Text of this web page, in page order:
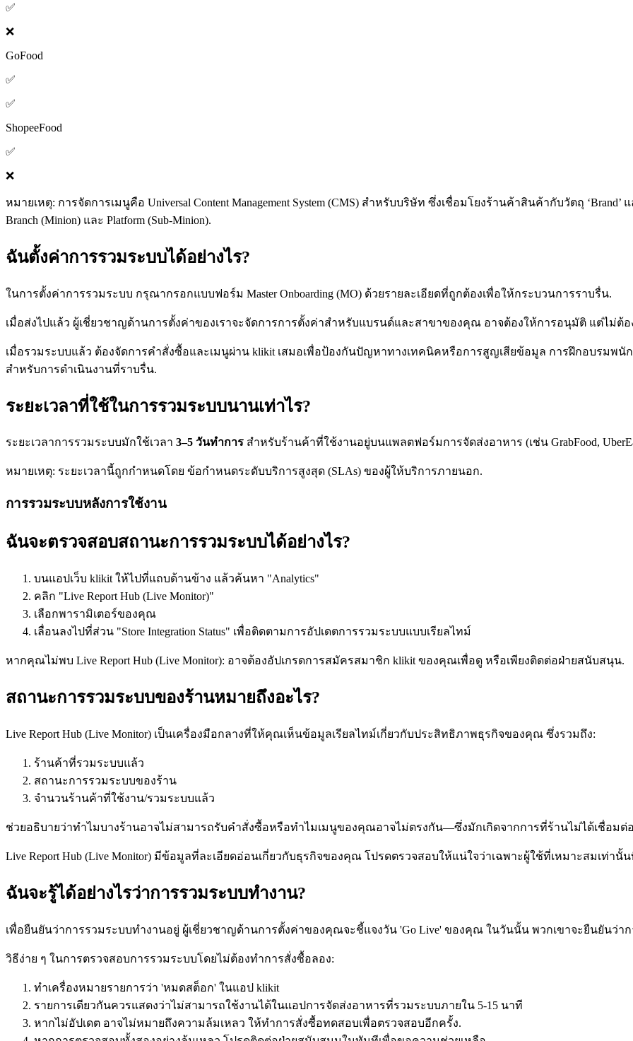
✅
❌
GoFood
✅
✅
ShopeeFood
✅
❌
หมายเหตุ: การจัดการเมนูคือ Universal Content Management System (CMS) สำหรับบริษัท ซึ่งเชื่อมโยงร้านค้าสินค้ากับวัตถุ
Branch (Minion) และ Platform (Sub-Minion).
ฉันตั้งค่าการรวมระบบได้อย่างไร?
ในการตั้งค่าการรวมระบบ กรุณากรอกแบบฟอร์ม Master Onboarding (MO) ด้วยรายละเอียดที่ถูกต้องเพื่อให้กระบวนการราบรื่น.
เมื่อส่งไปแล้ว ผู้เชี่ยวชาญด้านการตั้งค่าของเราจะจัดการการตั้งค่าสำหรับแบรนด์และสาขาของคุณ อาจต้องให้การอนุมัติ แต่ไม่ต้อ
เมื่อรวมระบบแล้ว ต้องจัดการคำสั่งซื้อและเมนูผ่าน klikit เสมอเพื่อป้องกันปัญหาทางเทคนิคหรือการสูญเสียข้อมูล การฝึกอบรมพนั
สำหรับการดำเนินงานที่ราบรื่น.
ระยะเวลาที่ใช้ในการรวมระบบนานเท่าไร?
ระยะเวลาการรวมระบบมักใช้เวลา 3–5 วันทำการ สำหรับร้านค้าที่ใช้งานอยู่บนแพลตฟอร์มการจัดส่งอาหาร (เช่น GrabFood,
หมายเหตุ: ระยะเวลานี้ถูกกำหนดโดย ข้อกำหนดระดับบริการสูงสุด (SLAs) ของผู้ให้บริการภายนอก.
การรวมระบบหลังการใช้งาน
ฉันจะตรวจสอบสถานะการรวมระบบได้อย่างไร?
บนแอปเว็บ klikit ให้ไปที่แถบด้านข้าง แล้วค้นหา "Analytics"
คลิก "Live Report Hub (Live Monitor)"
เลือกพารามิเตอร์ของคุณ
เลื่อนลงไปที่ส่วน "Store Integration Status" เพื่อติดตามการอัปเดตการรวมระบบแบบเรียลไทม์
หากคุณไม่พบ Live Report Hub (Live Monitor): อาจต้องอัปเกรดการสมัครสมาชิก klikit ของคุณเพื่อดู หรือเพียงติดต่อฝ่ายสนับสนุน.
สถานะการรวมระบบของร้านหมายถึงอะไร?
Live Report Hub (Live Monitor) เป็นเครื่องมือกลางที่ให้คุณเห็นข้อมูลเรียลไทม์เกี่ยวกับประสิทธิภาพธุรกิจของคุณ ซึ่งรวมถึง:
ร้านค้าที่รวมระบบแล้ว
สถานะการรวมระบบของร้าน
จำนวนร้านค้าที่ใช้งาน/รวมระบบแล้ว
ช่วยอธิบายว่าทำไมบางร้านอาจไม่สามารถรับคำสั่งซื้อหรือทำไมเมนูของคุณอาจไม่ตรงกัน—ซึ่งมักเกิดจากการที่ร้านไม่ได้เชื่อมต่
Live Report Hub (Live Monitor) มีข้อมูลที่ละเอียดอ่อนเกี่ยวกับธุรกิจของคุณ โปรดตรวจสอบให้แน่ใจว่าเฉพาะผู้ใช้ที่เหมาะสมเท่านั้น
ฉันจะรู้ได้อย่างไรว่าการรวมระบบทำงาน?
เพื่อยืนยันว่าการรวมระบบทำงานอยู่ ผู้เชี่ยวชาญด้านการตั้งค่าของคุณจะชี้แจงวัน 'Go Live' ของคุณ ในวันนั้น พวกเขาจะยืนยันว่า
วิธีง่าย ๆ ในการตรวจสอบการรวมระบบโดยไม่ต้องทำการสั่งซื้อลอง:
ทำเครื่องหมายรายการว่า 'หมดสต็อก' ในแอป klikit
รายการเดียวกันควรแสดงว่าไม่สามารถใช้งานได้ในแอปการจัดส่งอาหารที่รวมระบบภายใน 5-15 นาที
หากไม่อัปเดต อาจไม่หมายถึงความล้มเหลว ให้ทำการสั่งซื้อทดสอบเพื่อตรวจสอบอีกครั้ง.